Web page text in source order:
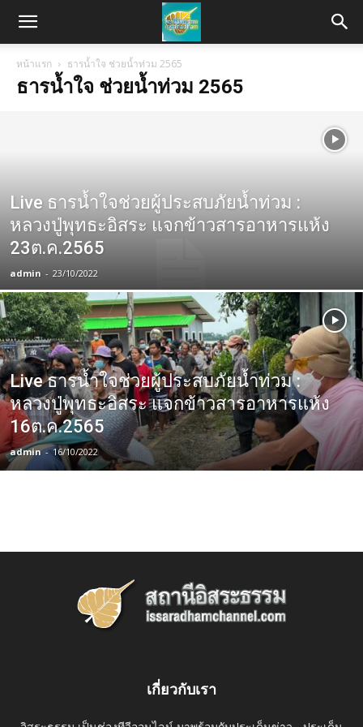
หน้าแรก ธารน้ำใจ ช่วยน้ำท่วม 2565
ธารน้ำใจ ช่วยน้ำท่วม 2565
Live ธารน้ำใจช่วยผู้ประสบภัยน้ำท่วม :
หลวงปู่​พุทธะอิสระ แจกข้าวสารอาหารแห้ง
23ต.ค.2565
admin - 23/10/2022
Live ธารน้ำใจช่วยผู้ประสบภัยน้ำท่วม :
หลวงปู่​พุทธะอิสระ แจกข้าวสารอาหารแห้ง
16ต.ค.2565
admin - 16/10/2022
เกี่ยวกับเรา